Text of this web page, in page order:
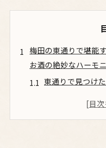
梅田の東通りで堪能
お酒の絶妙なハーモ
東通りで見つけ
お酒好き必見の